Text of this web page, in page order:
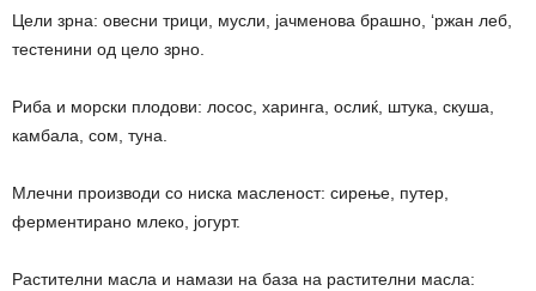
Цели зрна: овесни трици, мусли, јачменова брашно, ‘ржан леб,
тестенини од цело зрно.
Риба и морски плодови: лосос, харинга, ослиќ, штука, скуша,
камбала, сом, туна.
Млечни производи со ниска масленост: сирење, путер,
ферментирано млеко, јогурт.
Растителни масла и намази на база на растителни масла: